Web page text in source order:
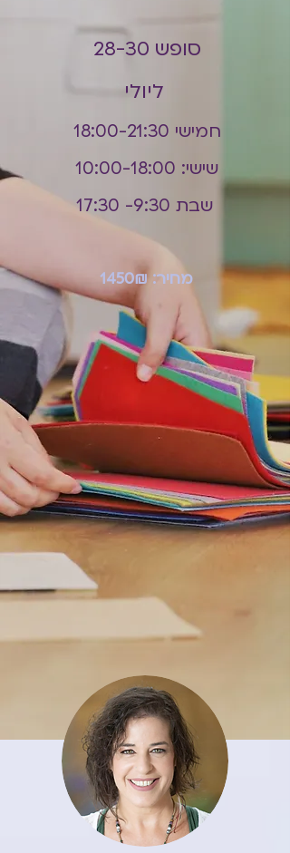
סופש 28-30
חמישי 18:00-21:30
שישי: 10:00-18:00
שבת 9:30- 17:30
מחיר: 1450₪